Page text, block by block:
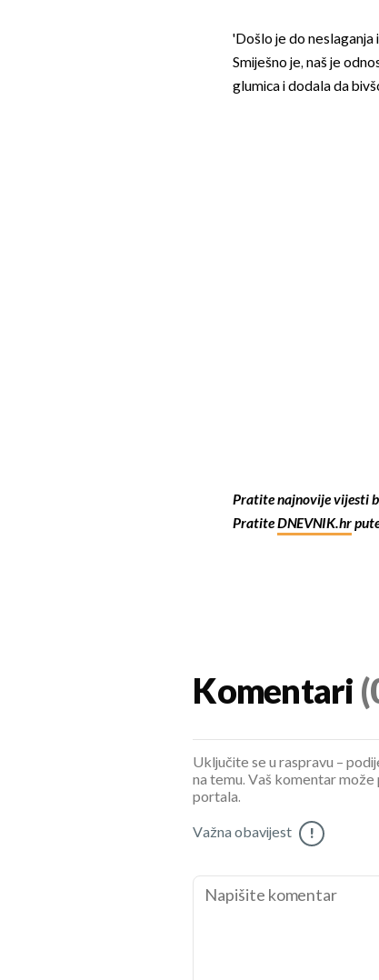
'Došlo je do neslaganja
Smiješno je, naš je
glumica i dodala da
Pratite najnovije vijesti
PratiteDNEVNIK.hr
Komentari
Uključite se u raspravu –
na temu. Vaš komentar
portala.
Važna obavijest !